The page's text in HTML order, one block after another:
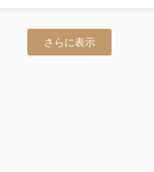
さらに表示